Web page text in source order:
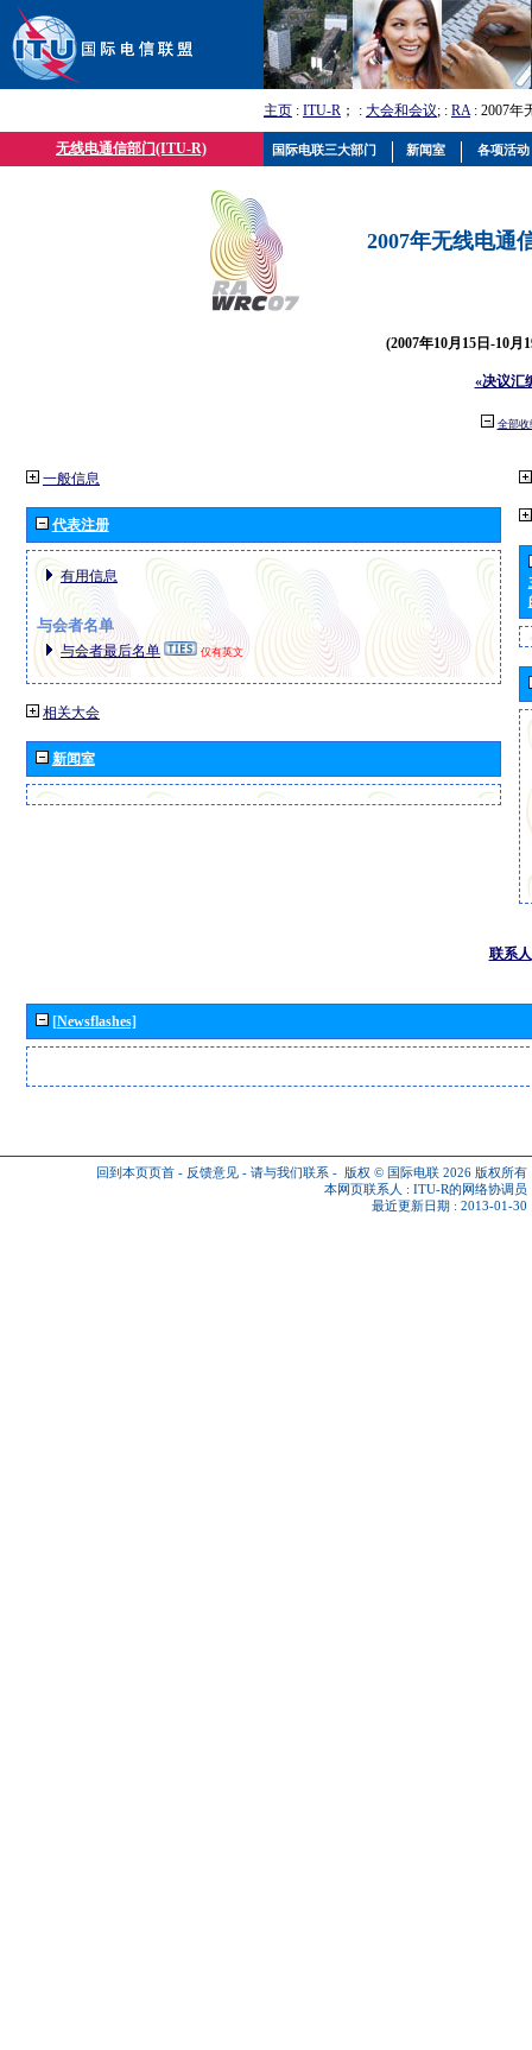
主页 : ITU-R ； : 大会和会议; : RA: 2007年
无线电通信部门(ITU-R)
2007年无线电通
(2007年10月15日-10月
«决议汇
全部收
一般信息
代表注册
有用信息
与会者名单
与会者最后名单 仅有英文
相关大会
新闻室
联系人
[Newsflashes]
回到本页页首 - 反馈意见 - 请与我们联系 - 版权 © 国际电联 2026 版权所有
本网页联系人 : ITU-R的网络协调员
最近更新日期 : 2013-01-30
国际电联三大部门 新闻室 各项活动